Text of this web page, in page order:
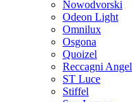
Nowodvorski
Odeon Light
Omnilux
Osgona
Quoizel
Reccagni
ST Luce
Stiffel